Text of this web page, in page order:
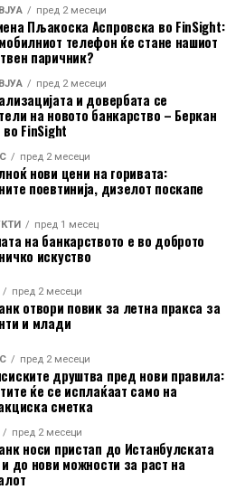
за 0,3 отсто, додека
потрошувачки добра
Цените на нетрајните
непроменети.
цените на енергијата во ЕУ во
во споредба со истиот
Во еврозоната годишниот
раст на производствените
во Бугарија, од 18,2 отсто.
14,3 отсто и Ирска со 11,4
земја во која
пред една година, и тоа за 3,2
цени ги следи
цени на производите на
од производството. Тој
производи и не претставува
цени што директно ги
пред 2 месеци
Пљакоска Аспровска во FinSight:
телефон ќе стане нашиот
паричник?
пред 2 месеци
и довербата се
на новото банкарство – Беркан
FinSight
пред 2 месеци
нови цени на горивата:
поевтинија, дизелот поскапе
пред 1 месец
на банкарството е во доброто
искуство
пред 2 месеци
отвори повик за летна пракса за
и млади
пред 2 месеци
друштва пред нови правила:
ќе се исплаќаат само на
сметка
пред 2 месеци
носи пристап до Истанбулската
до нови можности за раст на